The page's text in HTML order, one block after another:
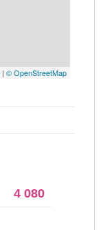
| © OpenStreetMap
4 080